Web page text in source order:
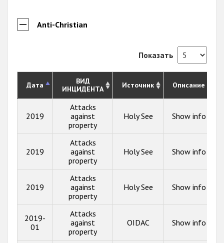
Anti-Christian
Показать
Дата
ВИД
ИНЦИДЕНТА
Источник Описание
2019
Attacks
against
property
Holy See Show info
2019
Attacks
against
property
Holy See Show info
2019
Attacks
against
property
Holy See Show info
2019-
01
Attacks
against
property
OIDAC Show info